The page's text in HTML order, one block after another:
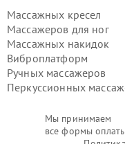
Мы принимаем
все формы
Массажных кресел
Массажеров для ног
Массажных накидок
Виброплатформ
Ручных массажеров
Перкуссионных
Замена дисплея
Casada в г.Воронеж
Замена дисплея
Casada в г.Волгоград
Замена дисплея
Casada в г.Самара
Замена дисплея
Замена дисплея
Casada в г. Красноярск
Замена дисплея